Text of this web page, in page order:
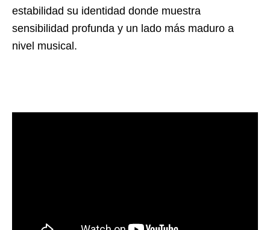
estabilidad su identidad donde muestra
sensibilidad profunda y un lado más maduro a
nivel musical.